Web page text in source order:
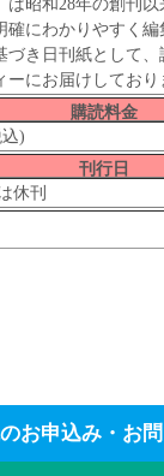
昭和28年の創刊
にわかりやすく編
づき日刊紙として
にお届けしており
購読料金
)
刊行日
休刊
お申込み・お